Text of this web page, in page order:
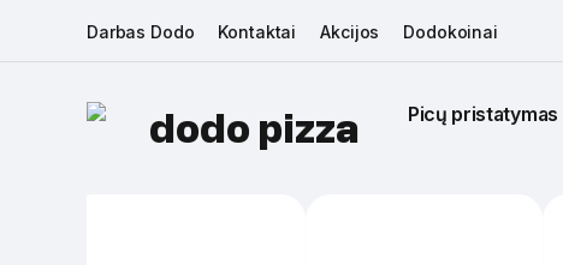
Darbas Dodo Kontaktai Akcijos Dodokoinai
dodo pizza Picų pristatymas